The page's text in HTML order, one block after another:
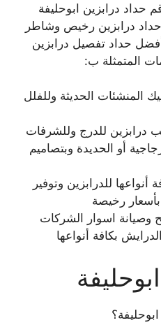
حداد درابزين ابوحليفة
درابزين رخيص وشاطر
حداد تفصيل درابزين
المتمثلة ب:
المنشئات الحديثة وللفلل
درابزين للدرج وللشرفات
أو الحديدة وبتصاميم
أنواعها للدرابزين وتوفير
رخيصة
وصيانة اسوار الشركات
بكافة أنواعها